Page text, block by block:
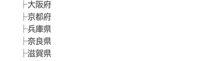
大阪府
京都府
兵庫県
奈良県
滋賀県